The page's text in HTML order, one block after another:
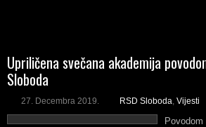
Upriličena svečana akademija
Sloboda
27. Decembra 2019. RSD Sloboda, Vijesti